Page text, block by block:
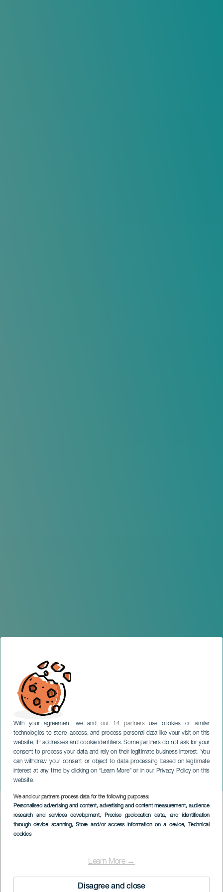
With your agreement, we andour 14 partnersuse cookies or similar
technologies to store, access, and process personal data like your visit on this
website, IP addresses and cookie identifiers. Some partners do not ask for your
consent to process your data and rely on their legitimate business interest. You
can withdraw your consent or object to data processing based on legitimate
interest at any time by clicking on “Learn More” or in our Privacy Policy on this
website.
We and our partners process data for the following purposes:
Personalised advertising and content, advertising and content measurement, audience
research and services development, Precise geolocation data, and identification
through device scanning, Store and/or access information on a device, Technical
cookies
Learn More →
Disagree and close
Macchie sull'anima
TENERIFE
Imagen
Listado